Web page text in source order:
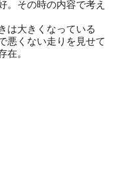
。その時の内容で考え
は大きくなっている
悪くない走りを見せて
在。